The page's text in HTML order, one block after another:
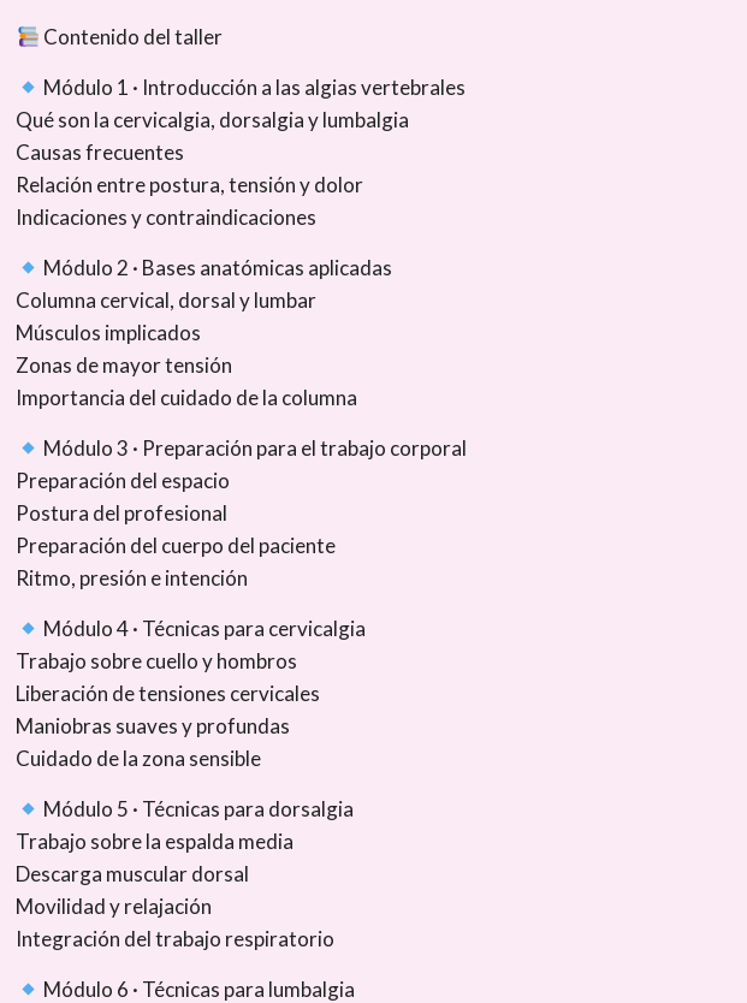
Contenido del taller
Módulo 1 · Introducción a las algias vertebrales
Qué son la cervicalgia, dorsalgia y lumbalgia
Causas frecuentes
Relación entre postura, tensión y dolor
Indicaciones y contraindicaciones
Módulo 2 · Bases anatómicas aplicadas
Columna cervical, dorsal y lumbar
Músculos implicados
Zonas de mayor tensión
Importancia del cuidado de la columna
Módulo 3 · Preparación para el trabajo corporal
Preparación del espacio
Postura del profesional
Preparación del cuerpo del paciente
Ritmo, presión e intención
Módulo 4 · Técnicas para cervicalgia
Trabajo sobre cuello y hombros
Liberación de tensiones cervicales
Maniobras suaves y profundas
Cuidado de la zona sensible
Módulo 5 · Técnicas para dorsalgia
Trabajo sobre la espalda media
Descarga muscular dorsal
Movilidad y relajación
Integración del trabajo respiratorio
Módulo 6 · Técnicas para lumbalgia